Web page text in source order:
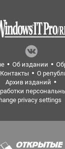
Об издании
Контакты О
Архив изданий
privacy settings